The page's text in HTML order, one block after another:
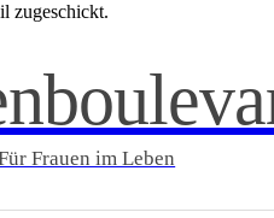
zugeschickt.
Frauen im Leben